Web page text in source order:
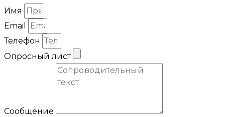
Имя
Email
Телефон
Опросный лист
Сообщение